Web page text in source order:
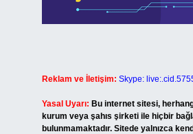
Reklam ve İletişim: Skype:
Yasal Uyarı: Bu internet sitesi,
kurum veya şahıs şirketi ile hiçbir
bulunmamaktadır. Sitede yalnızca kendi